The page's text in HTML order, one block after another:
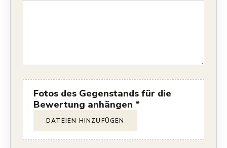
Fotos des Gegenstands für die
Bewertung anhängen *
DATEIEN HINZUFÜGEN